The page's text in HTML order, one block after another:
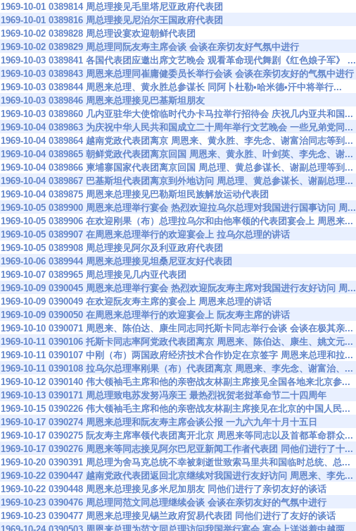
1969-10-01 0389814 周总理接见毛里塔尼亚政府代表团
1969-10-01 0389816 周总理接见尼泊尔王国政府代表团
1969-10-02 0389828 周总理设宴欢迎朝鲜代表团
1969-10-02 0389829 周总理同阮友寿主席会谈 会谈在亲切友好气氛中进行
1969-10-03 0389841 各国代表团应邀出席文艺晚会 观看革命现代舞剧《红色娘子军》 ...
1969-10-03 0389843 周恩来总理同崔庸健委员长举行会谈 会谈在亲切友好的气氛中进行
1969-10-03 0389844 周恩来总理、黄永胜总参谋长 同阿卜杜勒•哈米德•汗中将举行...
1969-10-03 0389846 周恩来总理接见巴基斯坦朋友
1969-10-03 0389860 几内亚驻华大使馆临时代办卡马拉举行招待会 庆祝几内亚共和国...
1969-10-04 0389863 为庆祝中华人民共和国成立二十周年举行文艺晚会 一些兄弟党同...
1969-10-04 0389864 越南党政代表团离京 周恩来、黄永胜、李先念、谢富治同志等到...
1969-10-04 0389865 朝鲜党政代表团离京回国 周恩来、黄永胜、叶剑英、李先念、谢...
1969-10-04 0389866 柬埔寨国家代表团离京回国 周总理、黄总参谋长、谢副总理等到...
1969-10-04 0389867 巴基斯坦代表团离京到外地访问 周总理、黄总参谋长、谢副总理...
1969-10-04 0389875 周恩来总理接见巴勒斯坦民族解放运动代表团
1969-10-05 0389900 周恩来总理举行宴会 热烈欢迎拉乌尔总理对我国进行国事访问 周...
1969-10-05 0389906 在欢迎刚果（布）总理拉乌尔和由他率领的代表团宴会上 周恩来...
1969-10-05 0389907 在周恩来总理举行的欢迎宴会上 拉乌尔总理的讲话
1969-10-05 0389908 周总理接见阿尔及利亚政府代表团
1969-10-06 0389944 周恩来总理接见坦桑尼亚友好代表团
1969-10-07 0389965 周总理接见几内亚代表团
1969-10-09 0390045 周恩来总理举行宴会 热烈欢迎阮友寿主席对我国进行友好访问 周...
1969-10-09 0390049 在欢迎阮友寿主席的宴会上 周恩来总理的讲话
1969-10-09 0390050 在周恩来总理举行的欢迎宴会上 阮友寿主席的讲话
1969-10-10 0390071 周恩来、陈伯达、康生同志同托斯卡同志举行会谈 会谈在极其亲...
1969-10-11 0390106 托斯卡同志率阿党政代表团离京 周恩来、陈伯达、康生、姚文元...
1969-10-11 0390107 中刚（布）两国政府经济技术合作协定在京签字 周恩来总理和拉...
1969-10-11 0390108 拉乌尔总理率刚果（布）代表团离京 周恩来、李先念、谢富治、...
1969-10-12 0390140 伟大领袖毛主席和他的亲密战友林副主席接见全国各地来北京参...
1969-10-13 0390171 周总理致电苏发努冯亲王 最热烈祝贺老挝革命节二十四周年
1969-10-15 0390226 伟大领袖毛主席和他的亲密战友林副主席接见在北京的中国人民...
1969-10-17 0390274 周恩来总理和阮友寿主席会谈公报 一九六九年十月十五日
1969-10-17 0390275 阮友寿主席率领代表团离开北京 周恩来等同志以及首都革命群众...
1969-10-17 0390276 周恩来等同志接见阿尔巴尼亚新闻工作者代表团 同他们进行了十...
1969-10-20 0390391 周总理为舍马克总统不幸被刺逝世致索马里共和国临时总统、总...
1969-10-22 0390447 越南党政代表团返回北京继续对我国进行友好访问 周恩来、李先...
1969-10-22 0390448 周恩来总理接见多米尼加朋友 同他们进行了亲切友好的谈话
1969-10-23 0390476 周总理同范文同总理继续会谈 会谈在亲切友好的气氛中进行
1969-10-23 0390477 周恩来总理接见锡兰政府贸易代表团 同他们进行了友好的谈话